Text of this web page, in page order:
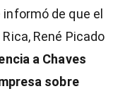
de que el
René Picado
a Chaves
sobre